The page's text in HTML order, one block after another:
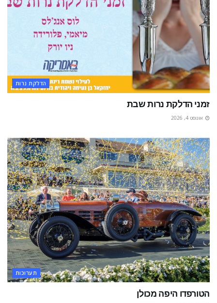
הדלקת נרות
זמני הדלקת נרות שבת
אוגוסט 4, 2026
תערוכות
הטורפדו היפה מכולן